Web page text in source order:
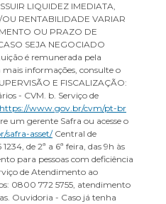
LIQUIDEZ IMEDIATA,
RENTABILIDADE VARIAR
OU PRAZO DE
SEJA NEGOCIADO
é remunerada pela
informações, consulte o
E FISCALIZAÇÃO:
- CVM. b. Serviço de
https://www.gov.br/cvm/pt-br
um gerente Safra ou acesse o
safra-asset/Central de
de 2ª a 6ª feira, das 9h às
para pessoas com deficiência
de Atendimento ao
0800 772 5755, atendimento
Ouvidoria - Caso já tenha